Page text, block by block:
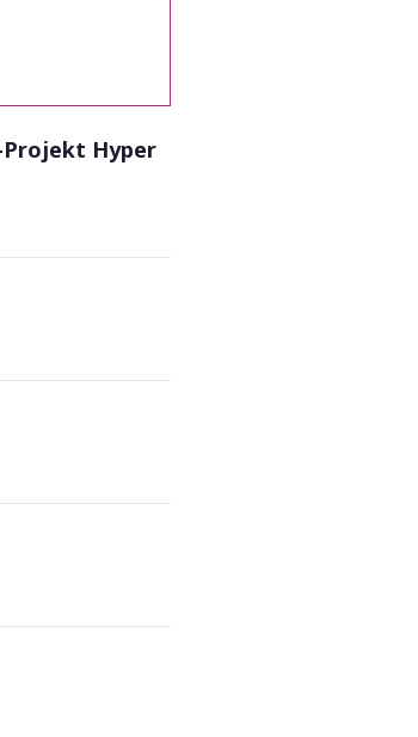
Projekt Hyper